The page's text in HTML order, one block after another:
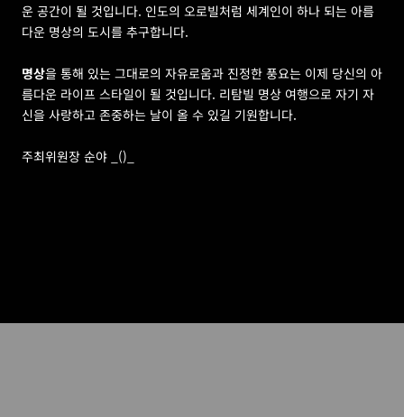
운 공간이 될 것입니다. 인도의 오로빌처럼 세계인이 하나 되는 아름
다운 명상의 도시를 추구합니다.
명상을 통해 있는 그대로의 자유로움과 진정한 풍요는 이제 당신의 아
름다운 라이프 스타일이 될 것입니다. 리탐빌 명상 여행으로 자기 자
신을 사랑하고 존중하는 날이 올 수 있길 기원합니다.
주최위원장 순야 _()_